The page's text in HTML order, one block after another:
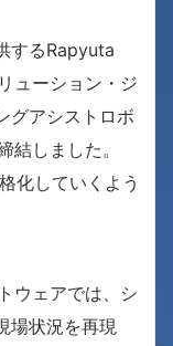
するRapyuta
ューション・ジ
グアシストロボ
結しました。
化していくよう
ウェアでは、シ
場状況を再現